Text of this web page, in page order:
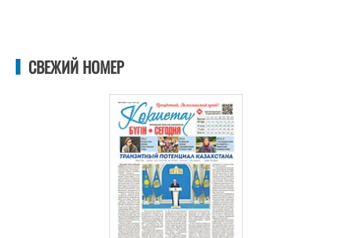
СВЕЖИЙ НОМЕР